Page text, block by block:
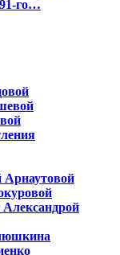
го…
Арнаутовой
Александрой